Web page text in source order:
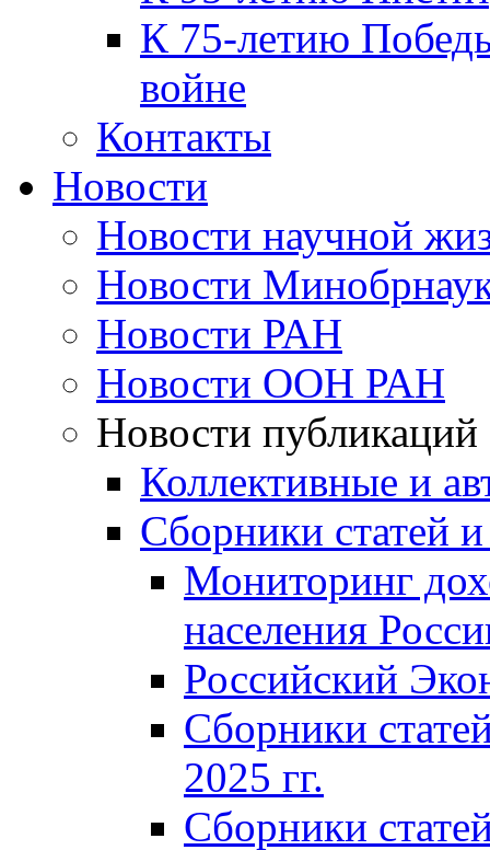
К 75-летию
войне
Контакты
Новости
Новости научной
Новости
Новости РАН
Новости ООН РАН
Новости публикаций
Коллективные и
Сборники статей
Мониторинг
населения
Российский
Сборники
2025 гг.
Сборники